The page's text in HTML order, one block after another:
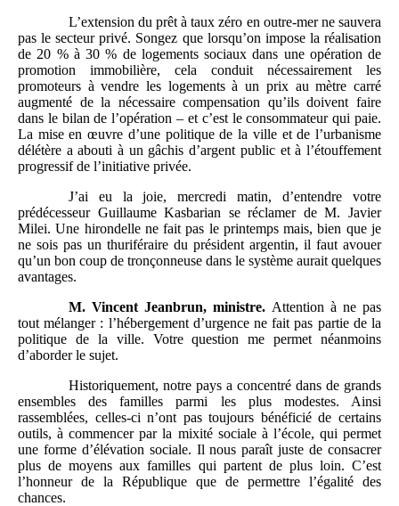
L’extension du prêt à taux zéro en outre-mer ne sauvera
pas le secteur privé. Songez que lorsqu’on impose la réalisation
de 20 % à 30 % de logements sociaux dans une opération de
promotion immobilière, cela conduit nécessairement les
promoteurs à vendre les logements à un prix au mètre carré
augmenté de la nécessaire compensation qu’ils doivent faire
dans le bilan de l’opération – et c’est le consommateur qui paie.
La mise en œuvre d’une politique de la ville et de l’urbanisme
délétère a abouti à un gâchis d’argent public et à l’étouffement
progressif de l’initiative privée.
J’ai eu la joie, mercredi matin, d’entendre votre
prédécesseur Guillaume Kasbarian se réclamer de M. Javier
Milei. Une hirondelle ne fait pas le printemps mais, bien que je
ne sois pas un thuriféraire du président argentin, il faut avouer
qu’un bon coup de tronçonneuse dans le système aurait quelques
avantages.
M. Vincent Jeanbrun, ministre.Attention à ne pas
tout mélanger : l’hébergement d’urgence ne fait pas partie de la
politique de la ville. Votre question me permet néanmoins
d’aborder le sujet.
Historiquement, notre pays a concentré dans de grands
ensembles des familles parmi les plus modestes. Ainsi
rassemblées, celles-ci n’ont pas toujours bénéficié de certains
outils, à commencer par la mixité sociale à l’école, qui permet
une forme d’élévation sociale. Il nous paraît juste de consacrer
plus de moyens aux familles qui partent de plus loin. C’est
l’honneur de la République que de permettre l’égalité des
chances.